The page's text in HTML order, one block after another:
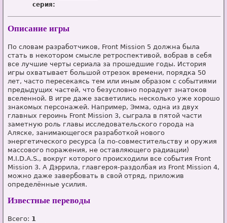
серия:
Описание игры
По словам разработчиков, Front Mission 5 должна была
стать в некотором смысле ретроспективой, вобрав в себя
все лучшие черты сериала за прошедшие годы. История
игры охватывает большой отрезок времени, порядка 50
лет, часто пересекаясь тем или иным образом с событиями
предыдущих частей, что безусловно порадует знатоков
вселенной. В игре даже засветились несколько уже хорошо
знакомых персонажей. Например, Эмма, одна из двух
главных героинь Front Mission 3, сыграла в пятой части
заметную роль главы исследовательского города на
Аляске, занимающегося разработкой нового
энергетического ресурса (а по-совместительству и оружия
массового поражения, не оставляющего радиации)
M.I.D.A.S., вокруг которого происходили все события Front
Mission 3. А Дэррила, главгероя-раздолбая из Front Mission 4,
можно даже завербовать в свой отряд, приложив
определённые усилия.
Известные переводы
Всего: 1